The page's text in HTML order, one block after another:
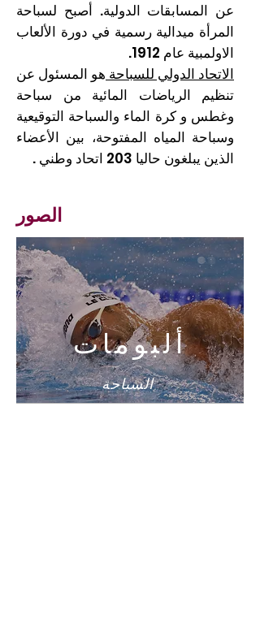
عن المسابقات الدولية. أصبح لسباحة
المرأة ميدالية رسمية في دورة الألعاب
الاولمبية عام 1912.
الاتحاد الدولي للسباحة هو المسئول عن
تنظيم الرياضات المائية من سباحة
وغطس و كرة الماء والسباحة التوقيعية
وسباحة المياه المفتوحة، بين الأعضاء
الذين يبلغون حاليا 203 اتحاد وطني .
الصور
ألبومات
السباحة